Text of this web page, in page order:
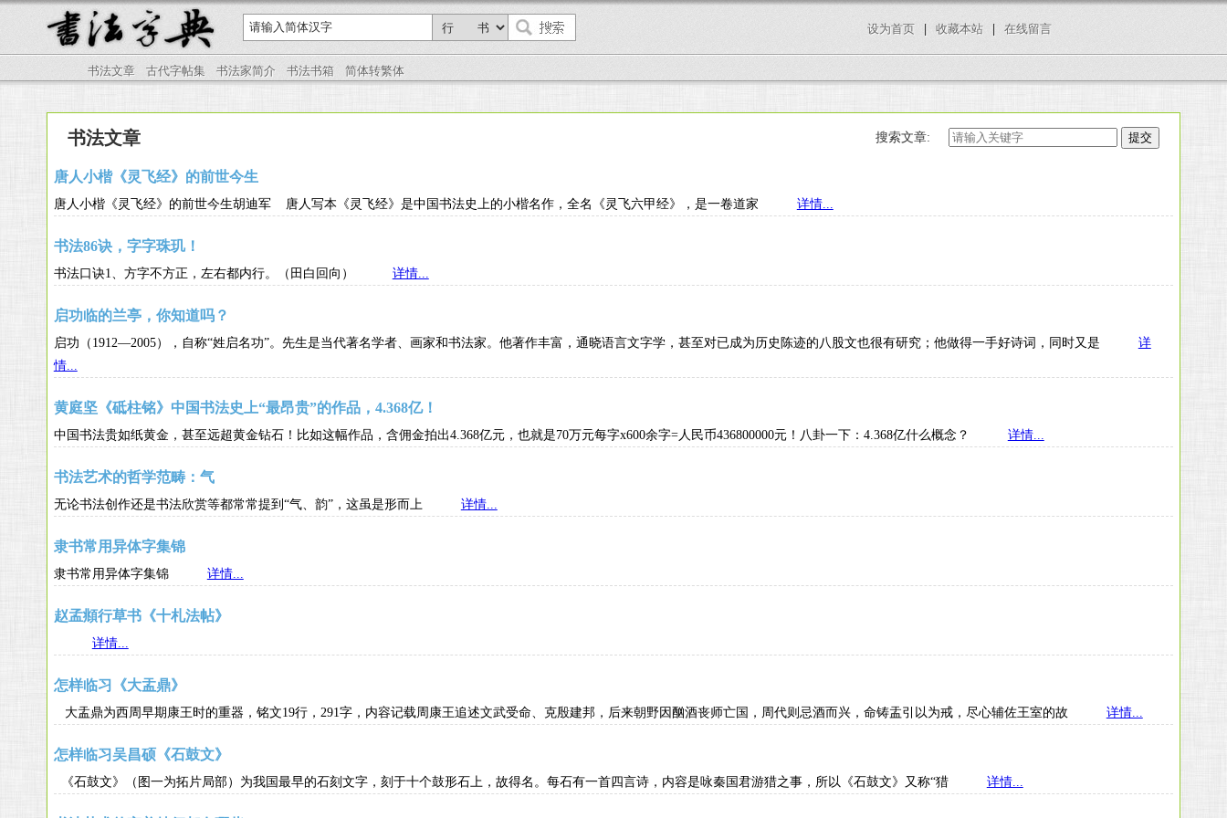
设为首页 | 收藏本站 | 在线留言
书法文章 古代字帖集 书法家简介 书法书箱 简体转繁体
书法文章 搜索文章:
唐人小楷《灵飞经》的前世今生
唐人小楷《灵飞经》的前世今生胡迪军 唐人写本《灵飞经》是中国书法史上的小楷名作，全名《灵飞六甲经》，是一卷道家 详情...
书法86诀，字字珠玑！
书法口诀1、方字不方正，左右都内行。（田白回向） 详情...
启功临的兰亭，你知道吗？
启功（1912—2005），自称“姓启名功”。先生是当代著名学者、画家和书法家。他著作丰富，通晓语言文字学，甚至对已成为历史陈迹的八股文也很有研究；他做得一手好诗词，同时又是 详
情...
黄庭坚《砥柱铭》中国书法史上“最昂贵”的作品，4.368亿！
中国书法贵如纸黄金，甚至远超黄金钻石！比如这幅作品，含佣金拍出4.368亿元，也就是70万元每字x600余字=人民币436800000元！八卦一下：4.368亿什么概念？ 详情...
书法艺术的哲学范畴：气
无论书法创作还是书法欣赏等都常常提到“气、韵”，这虽是形而上 详情...
隶书常用异体字集锦
隶书常用异体字集锦 详情...
赵孟頫行草书《十札法帖》
详情...
怎样临习《大盂鼎》
大盂鼎为西周早期康王时的重器，铭文19行，291字，内容记载周康王追述文武受命、克殷建邦，后来朝野因酗酒丧师亡国，周代则忌酒而兴，命铸盂引以为戒，尽心辅佐王室的故 详情...
怎样临习吴昌硕《石鼓文》
《石鼓文》（图一为拓片局部）为我国最早的石刻文字，刻于十个鼓形石上，故得名。每石有一首四言诗，内容是咏秦国君游猎之事，所以《石鼓文》又称“猎 详情...